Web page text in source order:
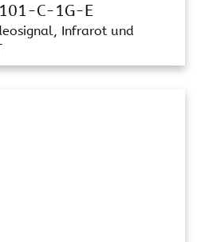
C-1G-E
Infrarot und